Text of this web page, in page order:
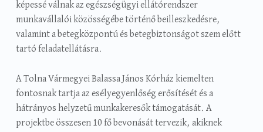
képessé válnak az egészségügyi ellátórendszer
munkavállalói közösségébe történő beilleszkedésre,
valamint a betegközpontú és betegbiztonságot szem előtt
tartó feladatellátásra.
A Tolna Vármegyei Balassa János Kórház kiemelten
fontosnak tartja az esélyegyenlőség erősítését és a
hátrányos helyzetű munkakeresők támogatását. A
projektbe összesen 10 fő bevonását tervezik, akiknek